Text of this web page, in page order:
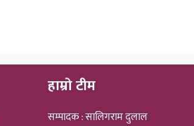
हाम्रो टीम
सम्पादक : सालिगराम दुलाल